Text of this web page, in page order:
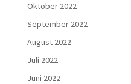
Oktober 2022
September 2022
August 2022
Juli 2022
Juni 2022